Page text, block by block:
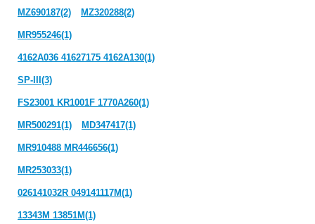
MZ690187(2) MZ320288(2)
MR955246(1)
4162A036 41627175 4162A130(1)
SP-III(3)
FS23001 KR1001F 1770A260(1)
MR500291(1) MD347417(1)
MR910488 MR446656(1)
MR253033(1)
026141032R 049141117M(1)
13343M 13851M(1)